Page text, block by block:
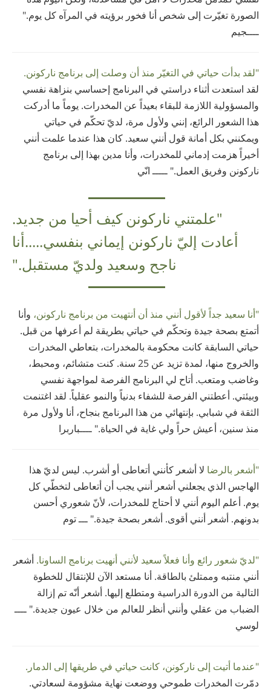
الصورة تغيّرت إلى شخص أنا فخور برؤيته في المرآه كل يوم."
ــــجيم
"لقد بدأت حياتي في التغيّر منذ أن وصلت إلى برنامج ناركونن.
لقد استعدت أثناء دراستي في البرنامج إحساسي بنزاهة نفسي
والمسؤولية اللازمة للبقاء بعيداً عن المخدرات. يوماً ما أدركت
هذا الشعور الرائع، إنني ولأول مرة، لديّ تحكّم في حياتي
ويمكنني بكل أمانة قول أنني سعيد. كان هذا عندما علمت أنني
أخيراً هزمت إدماني للمخدرات، وأنا مدين بهذا إلى برنامج
ناركونن وفريق العمل." ـــــ انّي
"علمتني ناركونن كيف أحيا من جديد.
أعادت إليّ ناركونن إيماني بنفسي.....أنا
ناجح وسعيد ولديّ مستقبل."
"أنا سعيد جداً لأقول أنني منذ أن أنتهيت من برنامج ناركونن، وأنا
أتمتع بصحة جيدة وتحكّم في حياتي بطريقة لم أعرفها من قبل.
حياتي السابقة كانت محكومة بالمخدرات، بتعاطي المخدرات
والخروج منها، لمدة تزيد عن 25 سنة. كنت متشائم، ومحبط،
وغاضب ومتعب. أتاح لي البرنامج الفرصة لمواجهة نفسي
وبيئتي. أعطتني الفرصة للشفاء بدنياً والنمو عقلياً. لقد اغتنمت
الثقة في شبابي. بإنتهائي من هذا البرنامج بنجاح، أنا ولأول مرة
منذ سنين، أعيش حراً ولي غاية في الحياة." ــــباربرا
"أشعر بالرضا لا أشعر كأنني أتعاطى أو أشرب. ليس لديّ هذا
الهاجس الذي يجعلني أشعر أنني يجب أن أتعاطى لتخطّي كل
يوم. أعلم اليوم أنني لا أحتاج للمخدرات، لأنّ شعوري أحسن
بدونهم. أشعر أنني أقوى. أشعر بصحة جيدة." ـــ توم
"لديّ شعور رائع وأنا فعلاً سعيد لأنني أنهيت برنامج الساونا. أشعر
أنني منتبه وممتلئ بالطاقة. أنا مستعد الآن للإنتقال للخطوة
التالية من الدورة الدراسية ومتطلع إليها. أشعر أنّه تم إزالة
الضباب من عقلي وأنني أنظر للعالم من خلال عيون جديدة." ــــ
لوسي
"عندما أتيت إلى ناركونن، كانت حياتي في طريقها إلى الدمار.
دمّرت المخدرات طموحي ووضعت نهاية مشؤومة لسعادتي.